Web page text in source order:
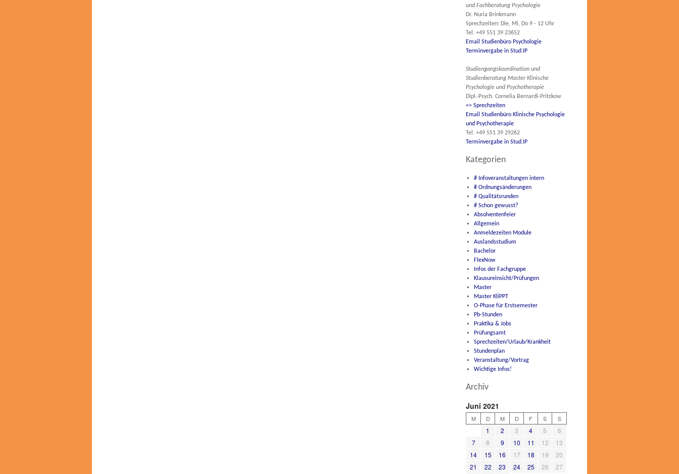
und Fachberatung Psychologie
Dr. Nuria Brinkmann
Sprechzeiten: Die, Mi, Do 9 - 12 Uhr
Tel. +49 551 39 23652
Email Studienbüro Psychologie
Terminvergabe in Stud.IP
Studiengangskoordination und
Studienberatung Master Klinische
Psychologie und Psychotherapie
Dipl.-Psych. Cornelia Bernardi-Pritzkow
=> Sprechzeiten
Email Studienbüro Klinische Psychologie
und Psychotherapie
Tel. +49 551 39 29262
Terminvergabe in Stud.IP
Kategorien
# Infoveranstaltungen intern
# Ordnungsänderungen
# Qualitätsrunden
# Schon gewusst?
Absolventenfeier
Allgemein
Anmeldezeiten Module
Auslandsstudium
Bachelor
FlexNow
Infos der Fachgruppe
Klausureinsicht/Prüfungen
Master
Master KliPPT
O-Phase für Erstsemester
Pb-Stunden
Praktika & Jobs
Prüfungsamt
Sprechzeiten/Urlaub/Krankheit
Stundenplan
Veranstaltung/Vortrag
Wichtige Infos!
Archiv
Juni 2021
M D M D F S S
1 2 3 4 5
6
7
8 9 10 11 12
13
14
15 16 17 18 19
20
21
22 23 24 25 26
27